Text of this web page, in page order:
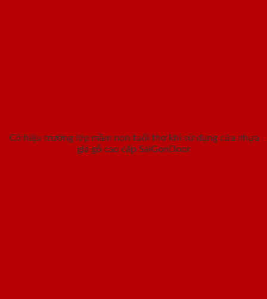
Cô hiệu trưởng lớp mầm non tuổi thơ khi sử dụng cửa nhựa
giả gỗ cao cấp SaiGonDoor